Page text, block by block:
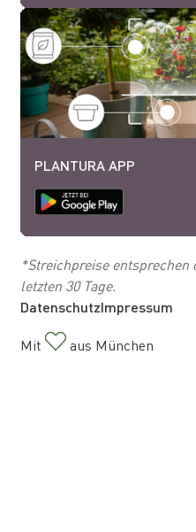
PLANTURA APP
*Streichpreise
letzten 30 Tage.
Mit aus München
DatenschutzImpressum